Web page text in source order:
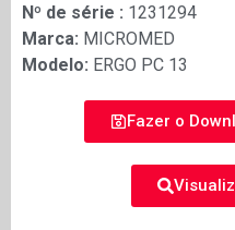
Nº de série : 1231294
Marca: MICROMED
Modelo: ERGO PC 13
Fazer o